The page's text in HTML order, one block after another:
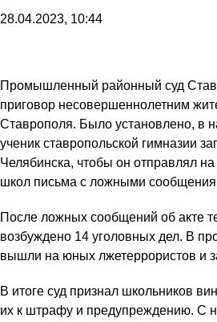
28.04.2023, 10:44
Промышленный районный суд
приговор несовершеннолетним
Ставрополя. Было установлено, в
ученик ставропольской гимназии
Челябинска, чтобы он отправлял
школ письма с ложными
После ложных сообщений об акте
возбуждено 14 уголовных дел. В
вышли на юных лжетеррористов и
В итоге суд признал школьников
их к штрафу и предупреждению. С